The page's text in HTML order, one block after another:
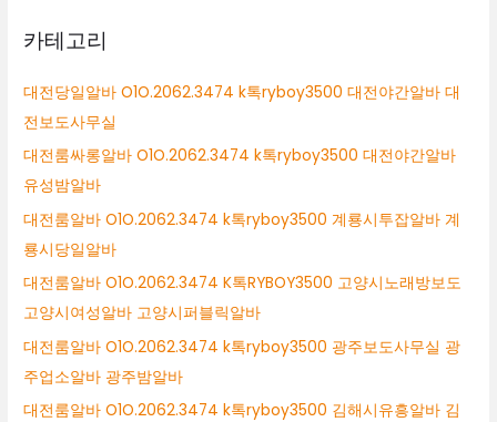
카테고리
대전당일알바 O1O.2062.3474 k톡ryboy3500 대전야간알바 대
전보도사무실
대전룸싸롱알바 O1O.2062.3474 k톡ryboy3500 대전야간알바
유성밤알바
대전룸알바 O1O.2062.3474 k톡ryboy3500 계룡시투잡알바 계
룡시당일알바
대전룸알바 O1O.2062.3474 K톡RYBOY3500 고양시노래방보도
고양시여성알바 고양시퍼블릭알바
대전룸알바 O1O.2062.3474 k톡ryboy3500 광주보도사무실 광
주업소알바 광주밤알바
대전룸알바 O1O.2062.3474 k톡ryboy3500 김해시유흥알바 김